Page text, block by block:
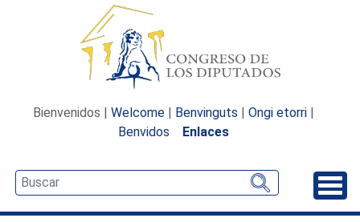
Bienvenidos | Welcome | Benvinguts | Ongi etorri |
Benvidos
Enlaces